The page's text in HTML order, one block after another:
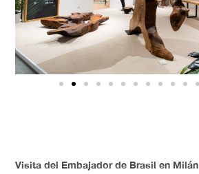
Visita del Embajador de Brasil en Milán